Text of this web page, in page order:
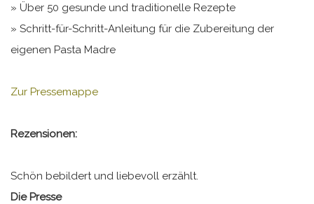
» Über 50 gesunde und traditionelle Rezepte
» Schritt-für-Schritt-Anleitung für die Zubereitung der
eigenen Pasta Madre
Zur Pressemappe
Rezensionen:
Schön bebildert und liebevoll erzählt.
Die Presse